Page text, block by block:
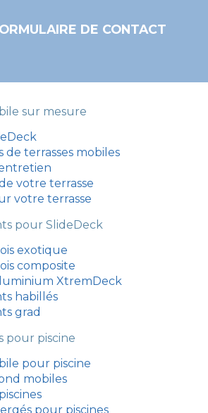
DE CONTACT
sur mesure
de terrasses mobiles
votre terrasse
votre terrasse
pour SlideDeck
exotique
composite
XtremDeck
habillés
grad
pour piscine
pour piscine
mobiles
pour piscines
Português